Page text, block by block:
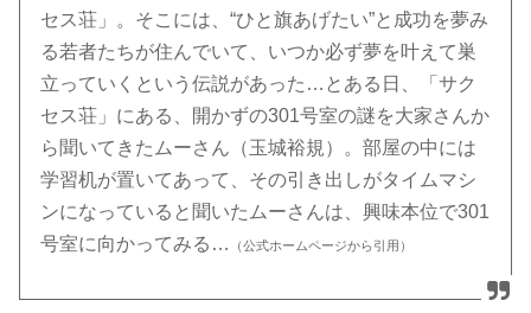
セス荘」。そこには、“ひと旗あげたい”と成功を夢み
る若者たちが住んでいて、いつか必ず夢を叶えて巣
立っていくという伝説があった…とある日、「サク
セス荘」にある、開かずの301号室の謎を大家さんか
ら聞いてきたムーさん（玉城裕規）。部屋の中には
学習机が置いてあって、その引き出しがタイムマシ
ンになっていると聞いたムーさんは、興味本位で301
号室に向かってみる…
（公式ホームページから引用）